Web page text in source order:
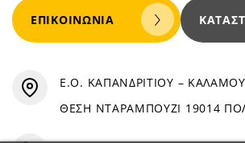
ΕΠΙΚΟΙΝΩΝΊΑ
Ε.Ο. ΚΑΠΑΝΔΡΙΤΙΟΥ –
ΘΕΣΗ ΝΤΑΡΑΜΠΟΥΖΙ 19014